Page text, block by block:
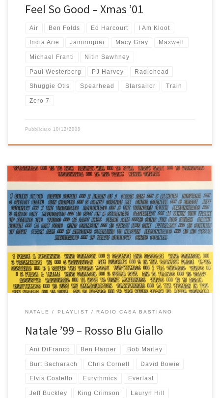
Feel So Good – Xmas ’01
Air Ben Folds Ed Harcourt I Am Kloot
India Arie Jamiroquai Macy Gray Maxwell
Michael Franti Nitin Sawhney
Paul Westerberg PJ Harvey Radiohead
Shuggie Otis Spearhead Starsailor Train
Zero 7
Pubblicato 10/12/2008
Per il Natale dell’anno 1999 esagerai veramente: 3 playlist = 3 cd
identificati da un’etichetta adesiva colorata, una rossa, una blu e
una gialla. L’idea dell’etichetta fu pessima, in quanto oggi questi
cd non sono praticamente più leggibili, ma la musica in essi
contenuta rimane sublime. Si parte da Spearhead, […]
NATALE PLAYLIST RADIO CASA BASTIANO
Natale ’99 – Rosso Blu Giallo
Ani DiFranco Ben Harper Bob Marley
Burt Bacharach Chris Cornell David Bowie
Elvis Costello Eurythmics Everlast
Jeff Buckley King Crimson Lauryn Hill